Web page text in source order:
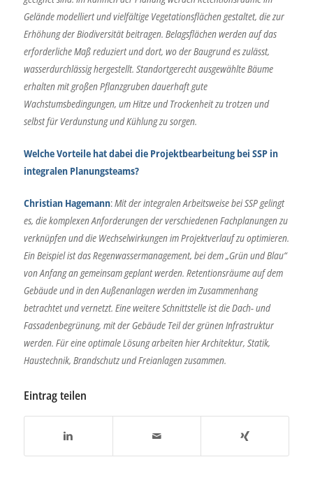
Gelände modelliert und vielfältige Vegetationsflächen gestaltet, die zur
Erhöhung der Biodiversität beitragen. Belagsflächen werden auf das
erforderliche Maß reduziert und dort, wo der Baugrund es zulässt,
wasserdurchlässig hergestellt. Standortgerecht ausgewählte Bäume
erhalten mit großen Pflanzgruben dauerhaft gute
Wachstumsbedingungen, um Hitze und Trockenheit zu trotzen und
selbst für Verdunstung und Kühlung zu sorgen.
Welche Vorteile hat dabei die Projektbearbeitung bei SSP in
integralen Planungsteams?
Christian Hagemann:Mit der integralen Arbeitsweise bei SSP gelingt
es, die komplexen Anforderungen der verschiedenen Fachplanungen zu
verknüpfen und die Wechselwirkungen im Projektverlauf zu optimieren.
Ein Beispiel ist das Regenwassermanagement, bei dem „Grün und Blau“
von Anfang an gemeinsam geplant werden. Retentionsräume auf dem
Gebäude und in den Außenanlagen werden im Zusammenhang
betrachtet und vernetzt. Eine weitere Schnittstelle ist die Dach- und
Fassadenbegrünung, mit der Gebäude Teil der grünen Infrastruktur
werden. Für eine optimale Lösung arbeiten hier Architektur, Statik,
Haustechnik, Brandschutz und Freianlagen zusammen.
Eintrag teilen